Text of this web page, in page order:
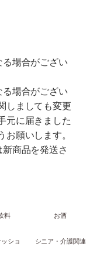
場合がござい
場合がござい
しましても変更
元に届きました
願いします。
商品を発送さ
料 お酒
ショ
シニア・介護関連